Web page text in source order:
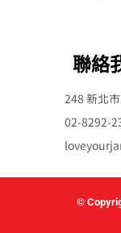
聯絡
248 新北
02-8292-
©